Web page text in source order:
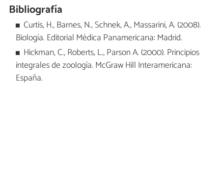
Bibliografía
Curtis, H., Barnes, N., Schnek, A., Massarini, A. (2008).
Biología. Editorial Médica Panamericana: Madrid.
Hickman, C., Roberts, L., Parson A. (2000). Principios
integrales de zoología. McGraw Hill Interamericana:
España.